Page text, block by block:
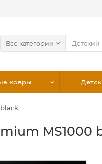
Все категории
ковры
MS1000